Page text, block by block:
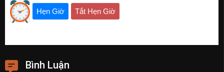
Phần 10
Phần 11
Phần 14
Hẹn Giờ Tắt Hẹn Giờ
Bình Luận